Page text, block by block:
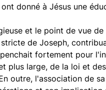
donné à Jésus une
et le point de vue
de Joseph,
fortement pour
plus large, de la loi et
outre, l'association de